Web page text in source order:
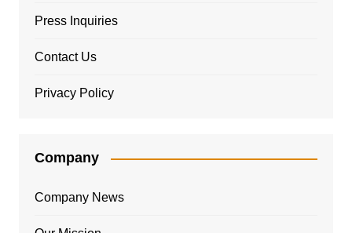
Press Inquiries
Contact Us
Privacy Policy
Company
Company News